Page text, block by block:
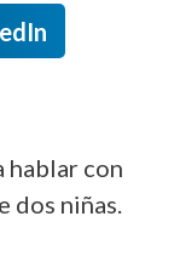
hablar con
dos niñas.